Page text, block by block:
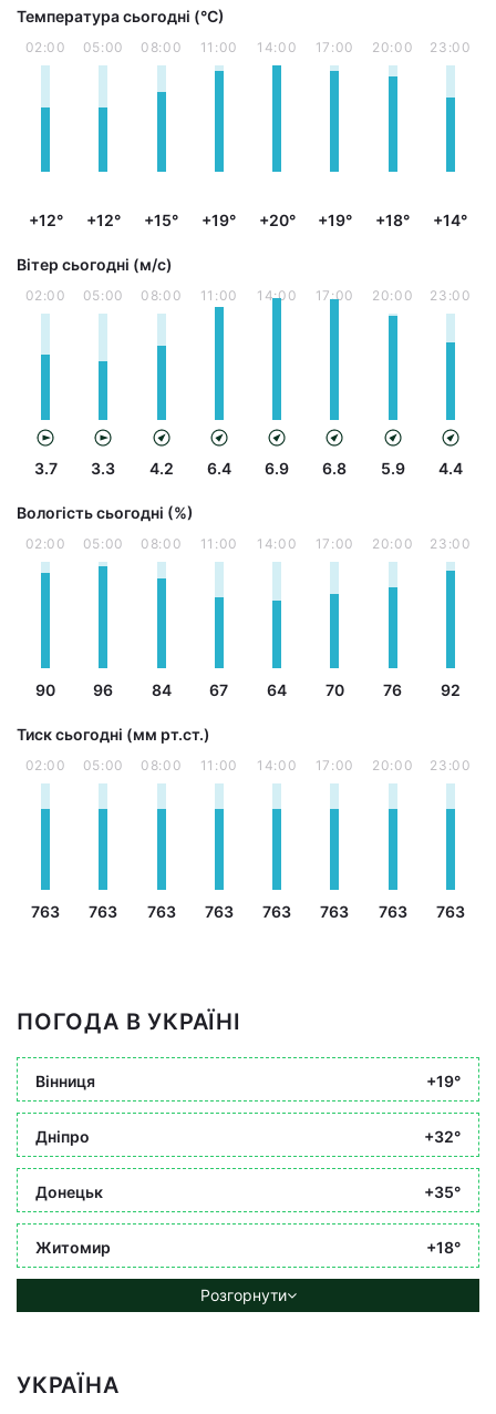
Температура сьогодні (°С)
02:00
+12°
05:00
+12°
08:00
+15°
11:00
+19°
14:00
+20°
17:00
+19°
20:00
+18°
23:00
+14°
Вітер сьогодні (м/с)
02:00
3.7
05:00
3.3
08:00
4.2
11:00
6.4
14:00
6.9
17:00
6.8
20:00
5.9
23:00
4.4
Вологість сьогодні (%)
02:00
90
05:00
96
08:00
84
11:00
67
14:00
64
17:00
70
20:00
76
23:00
92
Тиск сьогодні (мм рт.ст.)
02:00
763
05:00
763
08:00
763
11:00
763
14:00
763
17:00
763
20:00
763
23:00
763
ПОГОДА В УКРАЇНІ
Вінниця +19°
Дніпро +32°
Донецьк +35°
Житомир +18°
Розгорнути
УКРАЇНА